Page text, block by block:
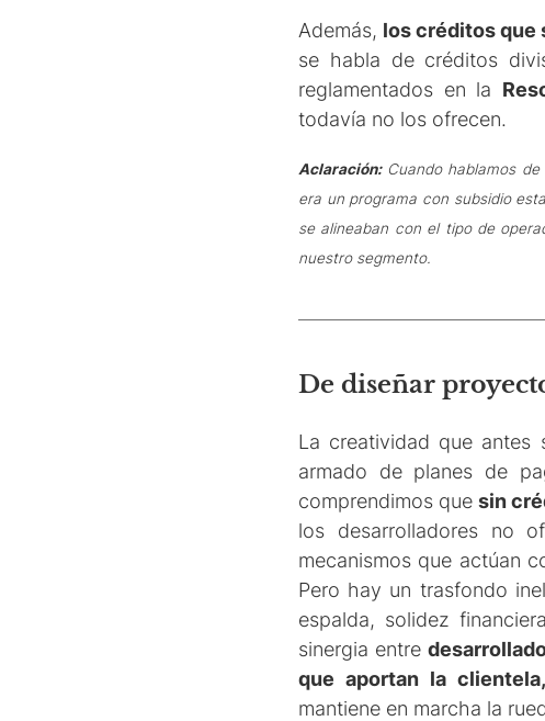
Además, los créditos que
se habla de créditos
reglamentados en la
todavía no los ofrecen.
Aclaración:Cuando hablamos de
era un programa con subsidio
se alineaban con el tipo de
nuestro segmento.
De diseñar
La creatividad que
armado de planes de
comprendimos quesin
los desarrolladores no
mecanismos que actúan
Pero hay un trasfondo
espalda, solidez
sinergia entre
que aportan la
mantiene en marcha la